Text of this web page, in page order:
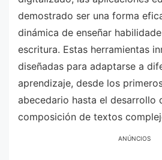
demostrado ser una forma
dinámica de enseñar
escritura. Estas herramientas
diseñadas para adaptarse a
aprendizaje, desde los
abecedario hasta el desarrollo
composición de textos
ANÚNCIOS